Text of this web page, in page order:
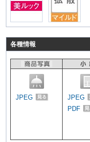
各種情報
JPEG
JPEG
PDF